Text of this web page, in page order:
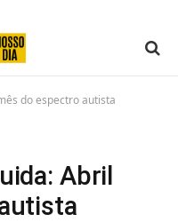
do espectro autista
Abril